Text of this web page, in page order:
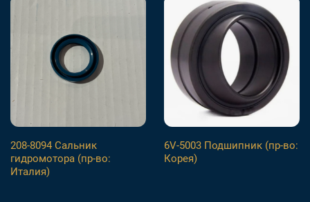
208-8094 Сальник
гидромотора (пр-во:
Италия)
6V-5003 Подшипник (пр-во:
Корея)